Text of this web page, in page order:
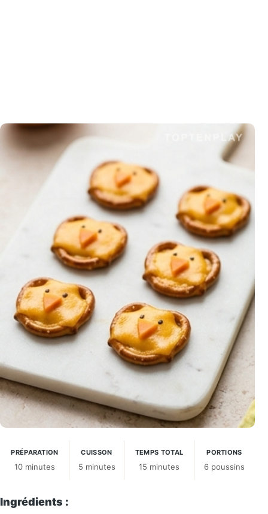
PRÉPARATION
10 minutes
CUISSON
5 minutes
TEMPS TOTAL
15 minutes
PORTIONS
6 poussins
Ingrédients :